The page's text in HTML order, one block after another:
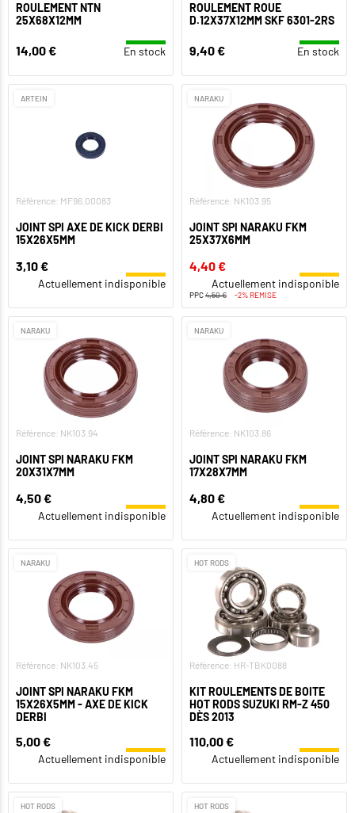
ROULEMENT NTN
25X68X12MM
14,00 € En stock
ROULEMENT ROUE
D.12X37X12MM SKF 6301-2RS
9,40 € En stock
ARTEIN
Référence: MF96.00083
JOINT SPI AXE DE KICK DERBI
15X26X5MM
3,10 €
Actuellement indisponible
NARAKU
Référence: NK103.95
JOINT SPI NARAKU FKM
25X37X6MM
4,40 €
Actuellement indisponible
PPC4,50 € -2% REMISE
NARAKU
Référence: NK103.94
JOINT SPI NARAKU FKM
20X31X7MM
4,50 €
Actuellement indisponible
NARAKU
Référence: NK103.86
JOINT SPI NARAKU FKM
17X28X7MM
4,80 €
Actuellement indisponible
NARAKU
Référence: NK103.45
JOINT SPI NARAKU FKM
15X26X5MM - AXE DE KICK
DERBI
5,00 €
Actuellement indisponible
HOT RODS
Référence: HR-TBK0088
KIT ROULEMENTS DE BOITE
HOT RODS SUZUKI RM-Z 450
DÈS 2013
110,00 €
Actuellement indisponible
HOT RODS HOT RODS